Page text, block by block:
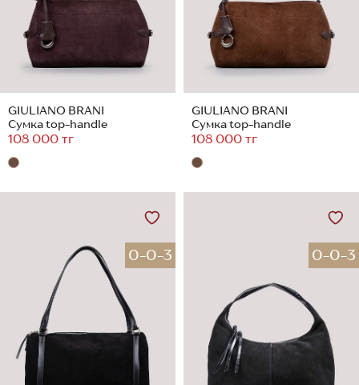
GIULIANO BRANI
Сумка top-handle
108 000 тг
GIULIANO BRANI
Сумка top-handle
108 000 тг
0-0-3 0-0-3